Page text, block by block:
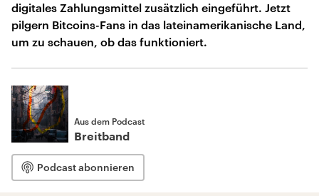
digitales Zahlungsmittel zusätzlich eingeführt. Jetzt
pilgern Bitcoins-Fans in das lateinamerikanische Land,
um zu schauen, ob das funktioniert.
Aus dem Podcast
Breitband
Podcast abonnieren